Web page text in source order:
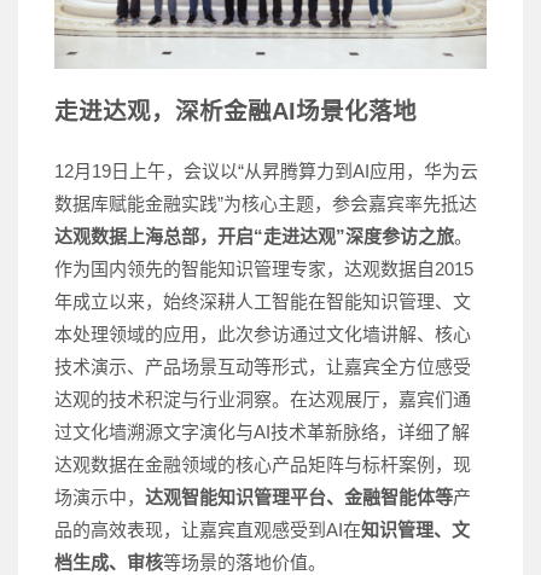
走进达观，深析金融AI场景化落地
12月19日上午，会议以“从昇腾算力到AI应用，华为云
数据库赋能金融实践”为核心主题，参会嘉宾率先抵达
达观数据上海总部，开启“走进达观”深度参访之旅。
作为国内领先的智能知识管理专家，达观数据自2015
年成立以来，始终深耕人工智能在智能知识管理、文
本处理领域的应用，此次参访通过文化墙讲解、核心
技术演示、产品场景互动等形式，让嘉宾全方位感受
达观的技术积淀与行业洞察。在达观展厅，嘉宾们通
过文化墙溯源文字演化与AI技术革新脉络，详细了解
达观数据在金融领域的核心产品矩阵与标杆案例，现
场演示中， 达观智能知识管理平台、金融智能体等产
品的高效表现，让嘉宾直观感受到AI在知识管理、 文
档生成、审核等场景的落地价值。